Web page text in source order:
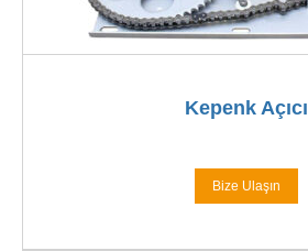
Kepenk Açıcı
Bize Ulaşın